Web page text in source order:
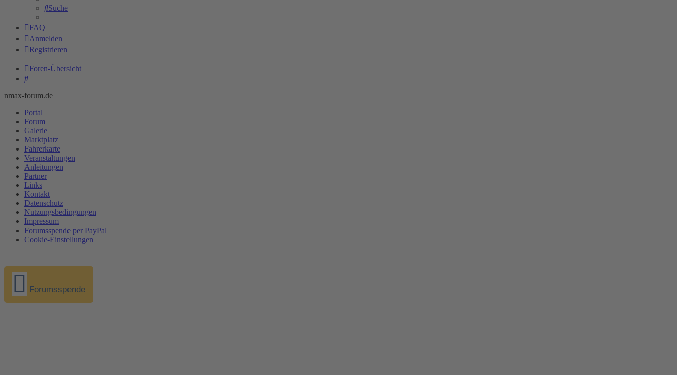
Suche
FAQ
Anmelden
Registrieren
Foren-Übersicht
Suche
nmax-forum.de
Portal
Forum
Galerie
Marktplatz
Fahrerkarte
Veranstaltungen
Anleitungen
Partner
Links
Kontakt
Datenschutz
Nutzungsbedingungen
Impressum
Forumsspende per PayPal
Cookie-Einstellungen
Forumsspende